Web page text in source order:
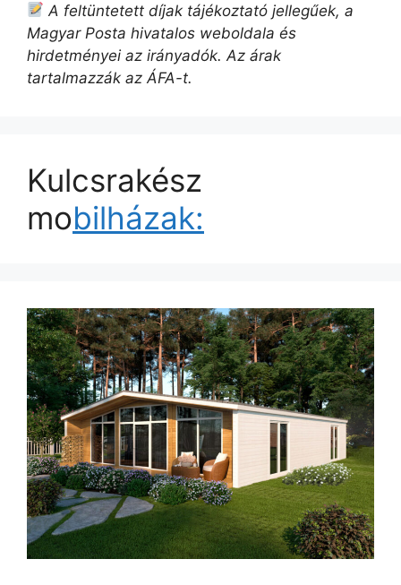
A feltüntetett díjak tájékoztató jellegűek, a
Magyar Posta hivatalos weboldala és
hirdetményei az irányadók. Az árak
tartalmazzák az ÁFA-t.
Kulcsrakész
mobilházak: